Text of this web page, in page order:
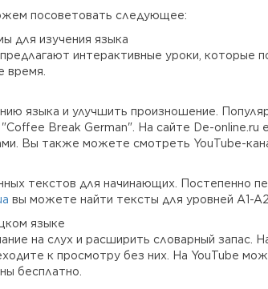
посоветовать следующее:
для изучения языка
интерактивные уроки, которые
время.
языка и улучшить произношение.
Break German". На сайте De-online.ru
Вы также можете смотреть YouTube-
текстов для начинающих. Постепенно
вы можете найти тексты для уровней А1-
языке
на слух и расширить словарный запас.
к просмотру без них. На YouTube
бесплатно.